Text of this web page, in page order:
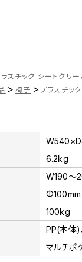
スチック シートクリ
> 椅子 > プラスチッ
6.2kg
W190～
Φ100mm
100kg
PP(本体)
マルチポ